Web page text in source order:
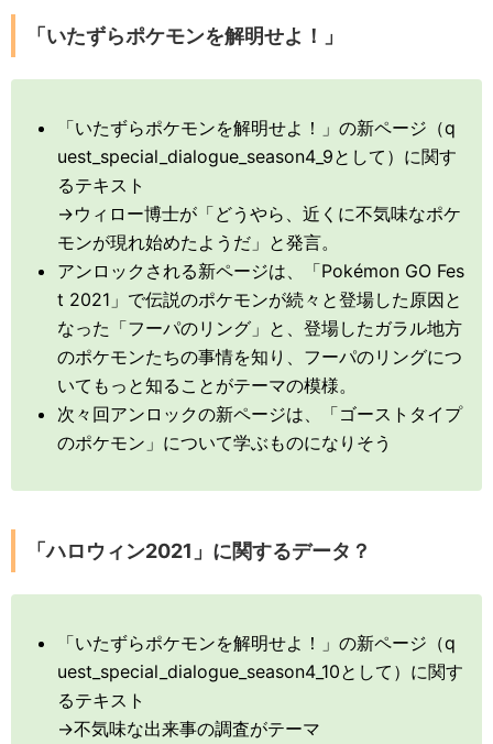
「いたずらポケモンを解明せよ！」
「いたずらポケモンを解明せよ！」の新ページ（q
uest_special_dialogue_season4_9として）に関す
るテキスト
→ウィロー博士が「どうやら、近くに不気味なポケ
モンが現れ始めたようだ」と発言。
アンロックされる新ページは、「Pokémon GO Fes
t 2021」で伝説のポケモンが続々と登場した原因と
なった「フーパのリング」と、登場したガラル地方
のポケモンたちの事情を知り、フーパのリングにつ
いてもっと知ることがテーマの模様。
次々回アンロックの新ページは、「ゴーストタイプ
のポケモン」について学ぶものになりそう
「ハロウィン2021」に関するデータ？
「いたずらポケモンを解明せよ！」の新ページ（q
uest_special_dialogue_season4_10として）に関す
るテキスト
→不気味な出来事の調査がテーマ